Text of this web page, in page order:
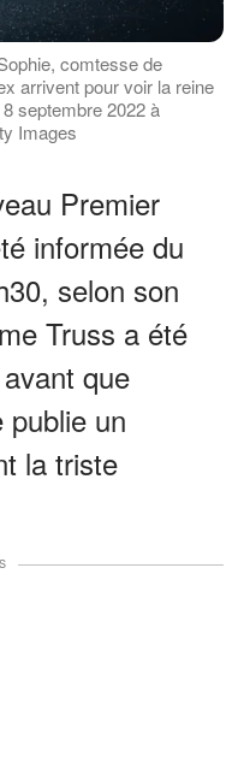
comtesse de
arrivent pour voir la reine
septembre 2022 à
Images
Premier
informée du
selon son
Truss a été
avant que
publie un
la triste